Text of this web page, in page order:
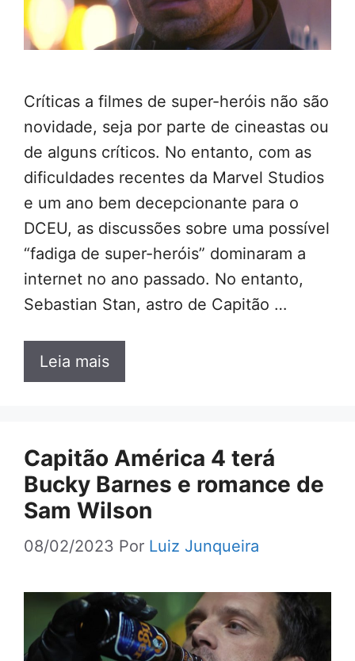
Críticas a filmes de super-heróis não são
novidade, seja por parte de cineastas ou
de alguns críticos. No entanto, com as
dificuldades recentes da Marvel Studios
e um ano bem decepcionante para o
DCEU, as discussões sobre uma possível
“fadiga de super-heróis” dominaram a
internet no ano passado. No entanto,
Sebastian Stan, astro de Capitão …
Leia mais
Capitão América 4 terá
Bucky Barnes e romance de
Sam Wilson
08/02/2023 Por Luiz Junqueira